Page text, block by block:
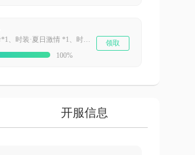
200元充值卡*1、时装·夏日激情 *1、时装·黄金斗士*1、时装·凌云战神*1
100%
领取
开服信息